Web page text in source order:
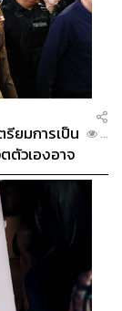
ายดีของร้าน
โตในLINE
ๆ เริ่มตั้งแต่
สารด้วย
โภคซื้อด้วย
กแนะนำแต่สิ่ง
กค้าไม่ว่า
รเลือกใช้
รจับจ่ายสะดวก
รียมการเป็น
ตัวเองอาจ
...